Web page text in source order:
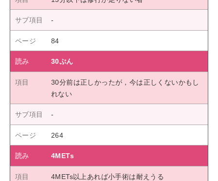
84
30ぷん
30分前は正しかったが，今は正しくないかもし
れない
264
4METs
4METs以上あれば小手術は耐えうる